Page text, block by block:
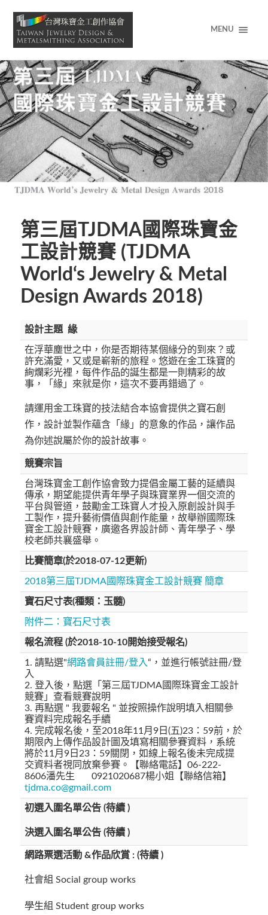
MENU
第三屆TJDMA國際珠寶金
工設計競賽 (TJDMA
World‘s Jewelry & Metal
Design Awards 2018)
設計主題 緣
在浮華塵世之中，你是否期待某個緣分的到來？或
許充滿愛，又或是嶄新的旅程。悠遊在金工珠寶的
絢爛彩光裡，每件作品的誕生都是一則精彩的故
事，「緣」來就是你，這次不要再錯過了。
請運用金工珠寶的技法結合本協會提供之寶石創
作，設計並製作蘊含「緣」的意象的作品，讓作品
為你述說屬於你的設計故事。
競賽宗旨
台灣珠寶金工創作協會致力提倡金屬工藝的延續與
傳承，期望能提供青年學子與珠寶業界一個交流的
平台與管道，鼓勵金工珠寶人才投入原創設計與手
工製作，提升藝術價值與創作能量，故舉辦國際珠
寶金工設計競賽，廣邀各界設計師、青年學子、學
校老師共襄盛舉。
比賽簡章(於2018-07-12更新)
2018第三屆TJDMA國際珠寶金工設計競賽 簡章
寶石尺寸表(種類：玉髓)
附件二：寶石尺寸表
報名流程 (於2018-10-10開始接受報名)
1. 請點選"網路會員註冊/登入“，並進行帳號註冊/登
入
2. 登入後，點選「第三屆TJDMA國際珠寶金工設計
競賽」查看競賽說明
3. 再點選 " 我要報名 " 並按照操作說明填入相關參
賽資料完成報名手續
4. 完成報名後，至2018年11月9日(五)23：59前，於
期限內上傳作品設計圖及填寫相關參賽資料，系統
將於11月9日23：59關閉，如線上報名後未完成提
交資料者視同放棄參賽。【聯絡電話】06-222-
8606潘先生 0921020687楊小姐【聯絡信箱】
tjdma.co@gmail.com
初選入圍名單公告 (待續 )
決選入圍名單公告 (待續 )
網路票選活動 &作品欣賞 : (待續 )
社會組 Social group works
學生組 Student group works